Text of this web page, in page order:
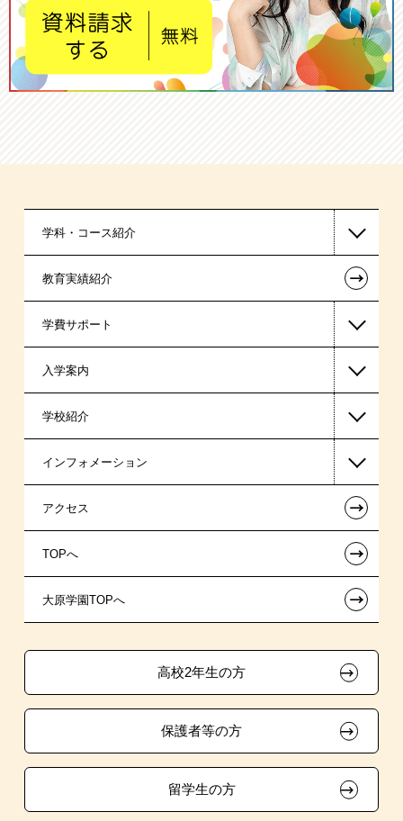
学科・コース紹介
医療事務系
保育士・幼稚園教諭系
スポーツ・トレーナー系
東京経営大学 学士取得コース
教育実績紹介 ←
学費サポート
高等教育の修学支援新制度
日本学生支援機構の奨学金
国の教育ローン
提携教育ローン
新聞奨学生
保育士修学資金貸付制度
資格・クラブ活動による特待生制度
入学案内
一般入学
AO入学
指定校推薦入学
指定校自己推薦入学
特別推薦入学
生徒会活動推薦入学
在校生・卒業生紹介推薦入学
学校紹介
在校生からあなたへ
夢を叶えた先輩たち
施設・研修所
学生寮・マンションのご案内
大原学園グループ案内
インフォメーション
お知らせ・新着情報
在校生へのお知らせ
各種証明書の発行ご希望の方
採用ご担当の方
アクセス ←
TOPへ ←
大原学園TOPへ ←
高校2年生の方
保護者等の方
留学生の方